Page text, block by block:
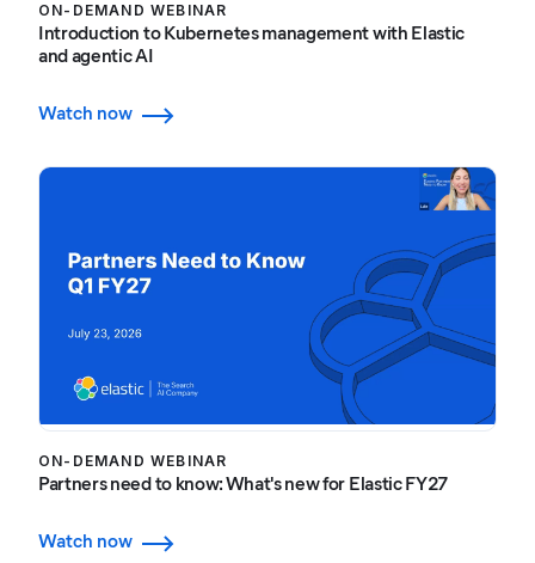
ON-DEMAND WEBINAR
Introduction to Kubernetes management with Elastic
and agentic AI
Watch now
ON-DEMAND WEBINAR
Partners need to know: What's new for Elastic FY27
Watch now